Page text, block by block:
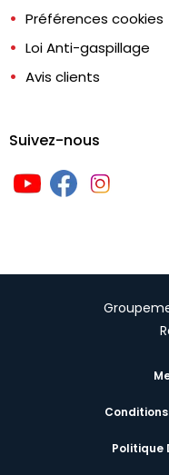
Préférences cookies
Loi Anti-gaspillage
Avis clients
Suivez-nous
Politique